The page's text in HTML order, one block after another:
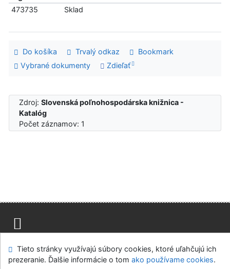
473735
Sklad
Do košíka Trvalý odkaz
Bookmark
Vybrané dokumenty
Zdieľať
Zdroj:Slovenská poľnohospodárska knižnica -
Katalóg
Počet záznamov: 1
Modul OpenSearch
Napíšte nám Nastavenie cookies
Tieto stránky využívajú súbory cookies, ktoré uľahčujú ich
prezeranie. Ďalšie informácie o tom ako používame cookies.